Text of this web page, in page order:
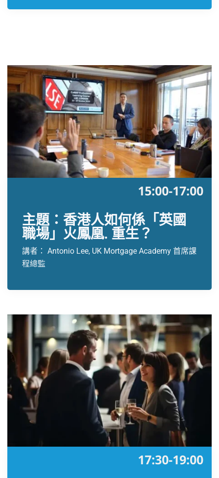
15:00-17:00
主題：香港人如何係「英國
職場」火鳳凰. 重生？
講者： Antonio Lee, UK Mortgage Academy 首席課
程總監
17:30-19:00